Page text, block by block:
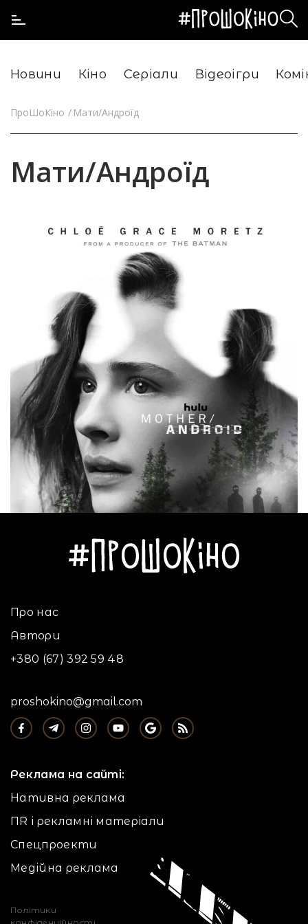
Новини Кіно Серіали Відеоігри
ПроШоКіно Мати/Андроїд
Мати/Андроїд
Про нас
Автори
+380 (67) 392 59 48
proshokino@gmail.com
Реклама на сайті:
Нативна реклама
ПR і рекламні матеріали
Спецпроекти
Медійна реклама
Політики